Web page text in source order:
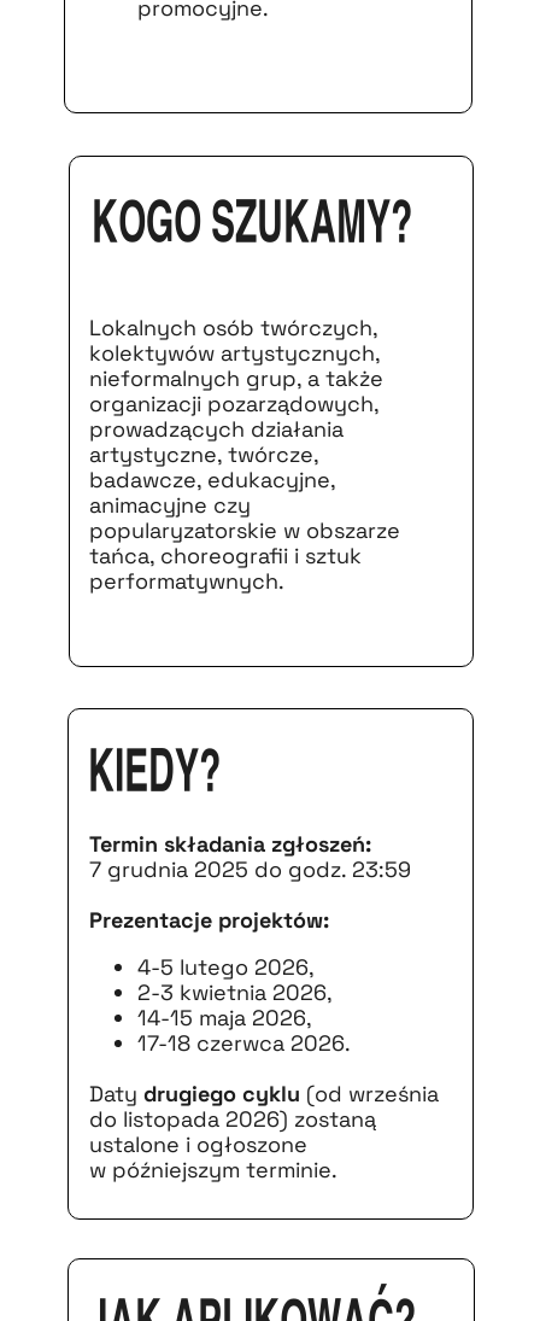
promocyjne.
Kogo szukamy?
Lokalnych osób twórczych,
kolektywów artystycznych,
nieformalnych grup, a także
organizacji pozarządowych,
prowadzących działania
artystyczne, twórcze,
badawcze, edukacyjne,
animacyjne czy
popularyzatorskie w obszarze
tańca, choreografii i sztuk
performatywnych.
Kiedy?
Termin składania zgłoszeń:
7 grudnia 2025 do godz. 23:59
Prezentacje projektów:
4-5 lutego 2026,
2-3 kwietnia 2026,
14-15 maja 2026,
17-18 czerwca 2026.
Daty drugiego cyklu (od września
do listopada 2026) zostaną
ustalone i ogłoszone
w późniejszym terminie.